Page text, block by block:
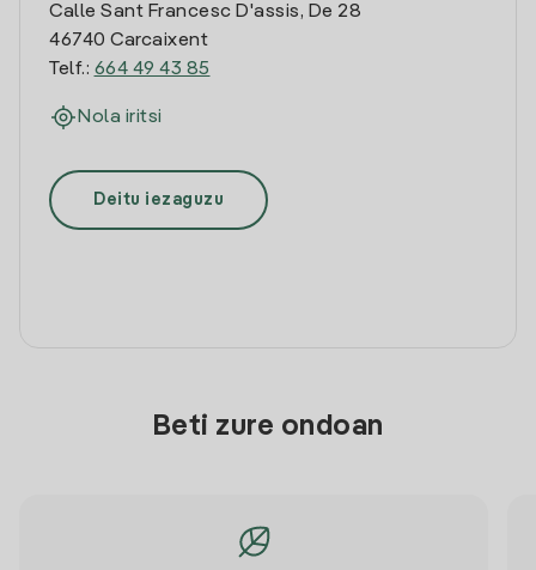
Calle Sant Francesc D'assis, De 28
46740 Carcaixent
Telf.: 664 49 43 85
Nola iritsi
Deitu iezaguzu
Beti zure ondoan